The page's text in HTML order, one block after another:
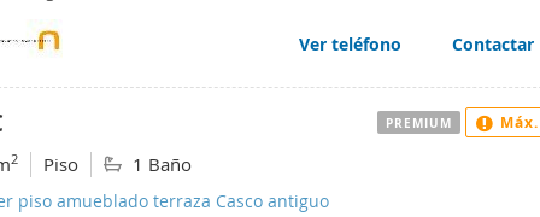
lisas, ventanas en madera climalit, calefacción central con contador
dispone de trastero bajo cubierta.Ascensor directo hasta la planta del
opcionalSE REQUIERE CONTRATO FIJO, ESTABILIDAD LABORAL Y
de comunidad por parte del inquilinoExcelente
Ver teléfono Contactar
2 Piso 1 Baño
piso amueblado terraza Casco antiguo
PREMIUM